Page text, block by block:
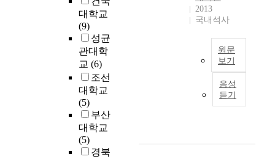
대학교
(9)
성균
관대학
교 (6)
조선
대학교
(5)
부산
대학교
(5)
경북
가
2013
국내석사
원문
보기
음성
듣기